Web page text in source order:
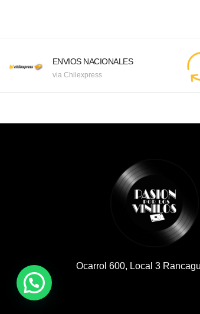
ENVIOS NACIONALES
via Chilexpress
Ocarrol 600, Local 3